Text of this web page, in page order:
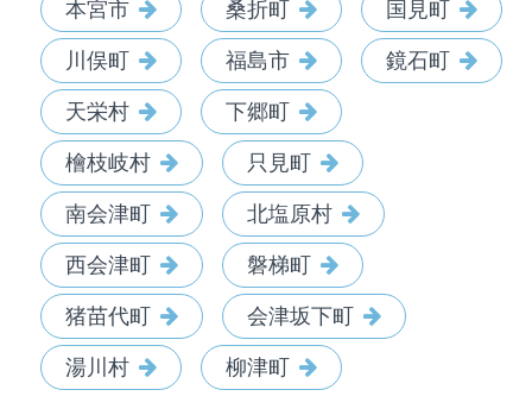
本宮市 桑折町 国見町
川俣町 福島市 鏡石町
天栄村 下郷町
檜枝岐村 只見町
南会津町 北塩原村
西会津町 磐梯町
猪苗代町 会津坂下町
湯川村 柳津町